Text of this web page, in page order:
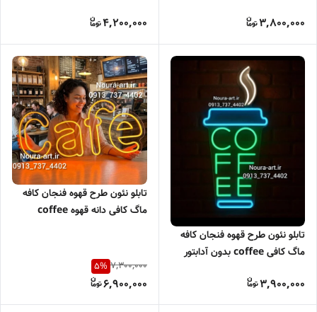
3,800,000
4,200,000
تابلو نئون طرح قهوه فنجان کافه
ماگ کافی coffee بدون آدابتور
3,900,000
تابلو نئون طرح قهوه فنجان کافه
ماگ کافی دانه قهوه coffee
7,300,000
5%
6,900,000